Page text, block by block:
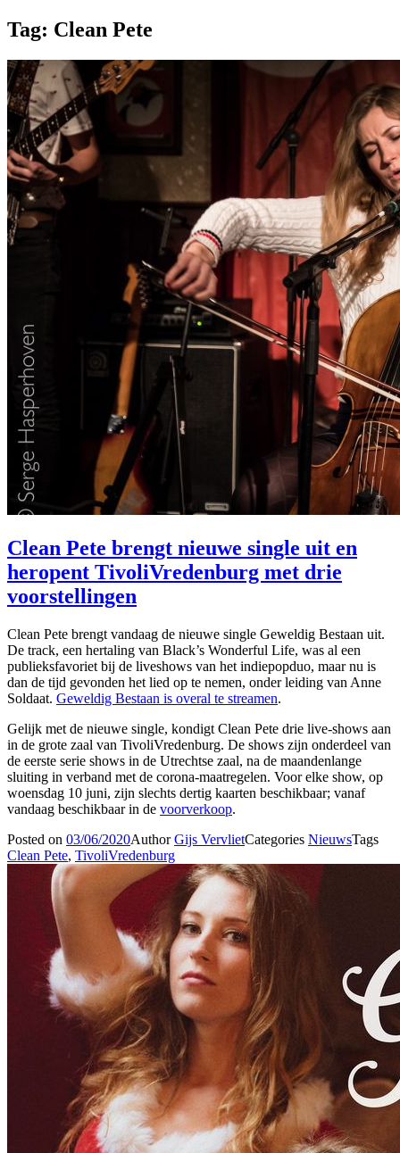
Tag: Clean Pete
Clean Pete brengt nieuwe single uit en
heropent TivoliVredenburg met drie
voorstellingen
Clean Pete brengt vandaag de nieuwe single Geweldig Bestaan uit.
De track, een hertaling van Black’s Wonderful Life, was al een
publieksfavoriet bij de liveshows van het indiepopduo, maar nu is
dan de tijd gevonden het lied op te nemen, onder leiding van Anne
Soldaat. Geweldig Bestaan is overal te streamen.
Gelijk met de nieuwe single, kondigt Clean Pete drie live-shows aan
in de grote zaal van TivoliVredenburg. De shows zijn onderdeel van
de eerste serie shows in de Utrechtse zaal, na de maandenlange
sluiting in verband met de corona-maatregelen. Voor elke show, op
woensdag 10 juni, zijn slechts dertig kaarten beschikbaar; vanaf
vandaag beschikbaar in de voorverkoop.
Posted on 03/06/2020AuthorGijs VervlietCategories NieuwsTags
Clean Pete, TivoliVredenburg